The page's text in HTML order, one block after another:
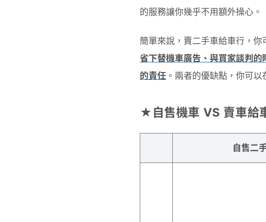
的服務讓你幾乎不用額外操心。
簡單來說，賣二手車給車行，
省下替機車廣告、與買家談判
的責任 。兩者的優缺點，你可以
★自售機車 VS 賣車給
自售二